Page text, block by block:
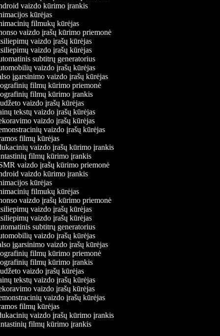
vaizdo kūrimo įrankis
kūrėjas
filmukų kūrėjas
vaizdo įrašų kūrimo priemonė
vaizdo įrašų kūrėjas
vaizdo įrašų kūrėjas
subtitrų generatorius
vaizdo įrašų kūrėjas
įgarsinimo vaizdo įrašų kūrėjas
filmų kūrimo priemonė
filmų kūrimo įrankis
vaizdo įrašų kūrėjas
tekstų vaizdo įrašų kūrėjas
vaizdo įrašų kūrėjas
vaizdo įrašų kūrėjas
filmų kūrėjas
vaizdo įrašų kūrimo įrankis
filmų kūrimo įrankis
vaizdo įrašų kūrimo priemonė
vaizdo kūrimo įrankis
kūrėjas
filmukų kūrėjas
vaizdo įrašų kūrimo priemonė
vaizdo įrašų kūrėjas
vaizdo įrašų kūrėjas
subtitrų generatorius
vaizdo įrašų kūrėjas
įgarsinimo vaizdo įrašų kūrėjas
filmų kūrimo priemonė
filmų kūrimo įrankis
vaizdo įrašų kūrėjas
tekstų vaizdo įrašų kūrėjas
vaizdo įrašų kūrėjas
vaizdo įrašų kūrėjas
filmų kūrėjas
vaizdo įrašų kūrimo įrankis
filmų kūrimo įrankis